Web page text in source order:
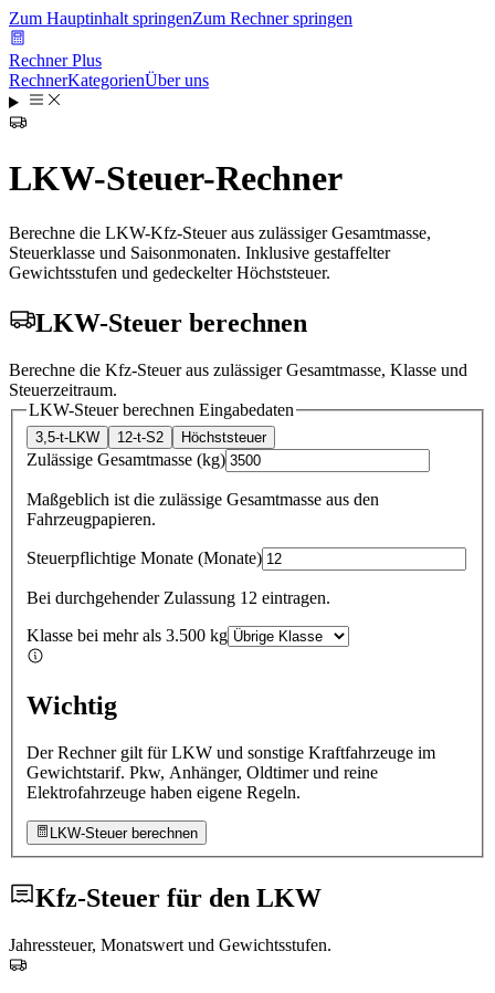
Zum Hauptinhalt springenZum Rechner springen
Rechner Plus
RechnerKategorienÜber uns
LKW-Steuer-Rechner
Berechne die LKW-Kfz-Steuer aus zulässiger Gesamtmasse,
Steuerklasse und Saisonmonaten. Inklusive gestaffelter
Gewichtsstufen und gedeckelter Höchststeuer.
LKW-Steuer berechnen
Berechne die Kfz-Steuer aus zulässiger Gesamtmasse, Klasse und
Steuerzeitraum.
LKW-Steuer berechnen Eingabedaten
3,5-t-LKW 12-t-S2 Höchststeuer
Zulässige Gesamtmasse (kg)
Maßgeblich ist die zulässige Gesamtmasse aus den
Fahrzeugpapieren.
Steuerpflichtige Monate (Monate)
Bei durchgehender Zulassung 12 eintragen.
Klasse bei mehr als 3.500 kg
Wichtig
Der Rechner gilt für LKW und sonstige Kraftfahrzeuge im
Gewichtstarif. Pkw, Anhänger, Oldtimer und reine
Elektrofahrzeuge haben eigene Regeln.
LKW-Steuer berechnen
Kfz-Steuer für den LKW
Jahressteuer, Monatswert und Gewichtsstufen.